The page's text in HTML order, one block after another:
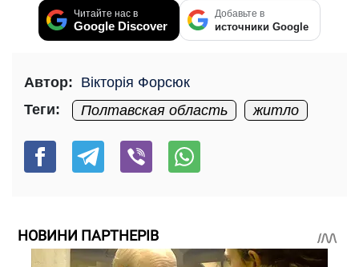
Читайте нас в
Google Discover
Добавьте в
источники Google
Автор: Вікторія Форсюк
Теги:
Полтавская область житло
НОВИНИ ПАРТНЕРІВ